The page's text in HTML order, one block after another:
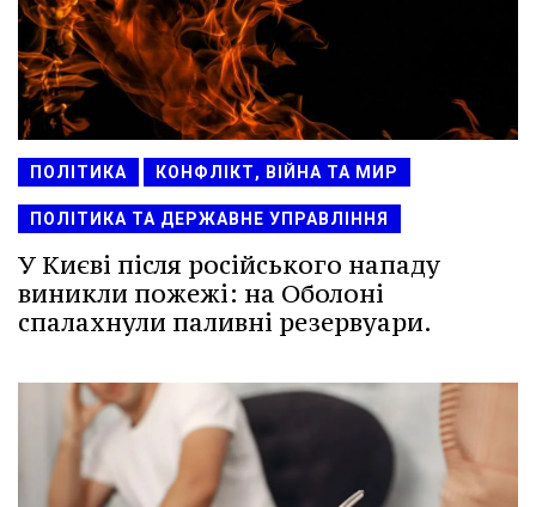
ПОЛІТИКА КОНФЛІКТ, ВІЙНА ТА МИР
ПОЛІТИКА ТА ДЕРЖАВНЕ УПРАВЛІННЯ
У Києві після російського нападу
виникли пожежі: на Оболоні
спалахнули паливні резервуари.